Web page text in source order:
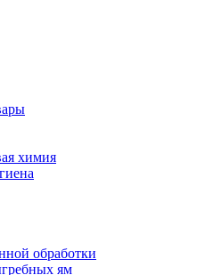
химия
обработки
ям